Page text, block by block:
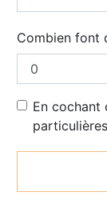
Combien font
En cochant